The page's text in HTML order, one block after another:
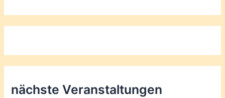
nächste Veranstaltungen